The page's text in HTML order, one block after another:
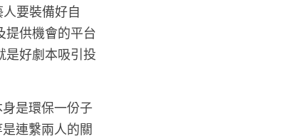
要裝備好自
提供機會的平台
是好劇本吸引投
是環保一份子
連繫兩人的關